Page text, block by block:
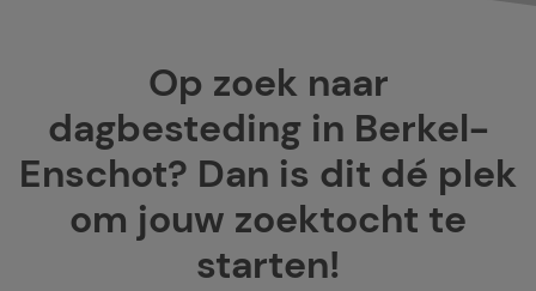
Op zoek naar
dagbesteding in Berkel-
Enschot? Dan is dit dé plek
om jouw zoektocht te
starten!